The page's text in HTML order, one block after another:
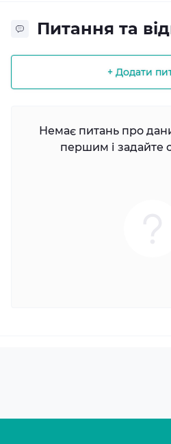
Питання та
+ Додати
Немає питань про
першим і задайте